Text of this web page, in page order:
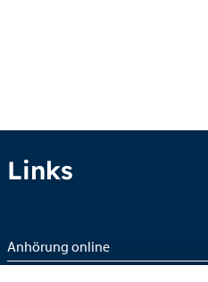
Links
Anhörung online